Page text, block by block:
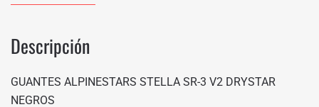
Descripción
GUANTES ALPINESTARS STELLA SR-3 V2 DRYSTAR
NEGROS